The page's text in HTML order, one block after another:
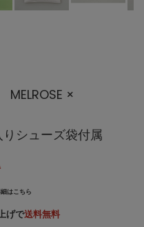
×
シューズ袋付属
はこちら
げで送料無料